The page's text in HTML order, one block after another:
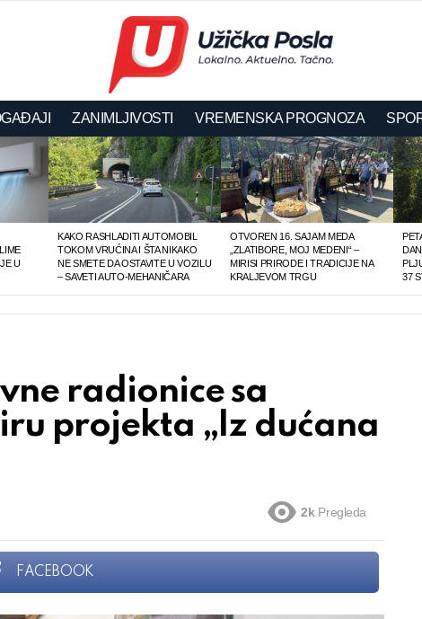
ZANIMLJIVOSTI VREMENSKA PROGNOZA
U
KAKO RASHLADITI AUTOMOBIL
TOKOM VRUĆINA I ŠTA NIKAKO
NE SMETE DA OSTAVITE U VOZILU
– SAVETI AUTO-MEHANIČARA
OTVOREN 16. SAJAM MEDA
„ZLATIBORE, MOJ MEDENI“ –
MIRISI PRIRODE I TRADICIJE NA
KRALJEVOM TRGU
37
radionice sa
projekta „Iz dućana
2k Pregleda
FACEBOOK